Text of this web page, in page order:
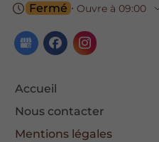
Fermé ⋅ Ouvre à 09:00
Accueil
Nous contacter
Mentions légales